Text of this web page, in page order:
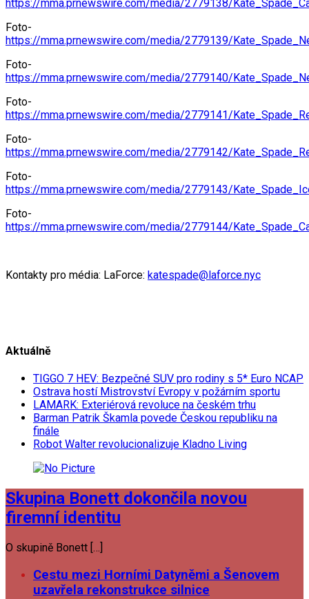
https://mma.prnewswire.com/media/2779138/
Foto-
https://mma.prnewswire.com/media/2779139/
Foto-
https://mma.prnewswire.com/media/2779140/
Foto-
https://mma.prnewswire.com/media/2779141/
Foto-
https://mma.prnewswire.com/media/2779142/
Foto-
https://mma.prnewswire.com/media/2779143/
Foto-
https://mma.prnewswire.com/media/2779144/
Kontakty pro média: LaForce: katespade@laforce.nyc
Aktuálně
TIGGO 7 HEV: Bezpečné SUV pro rodiny s 5* Euro NCAP
Ostrava hostí Mistrovství Evropy v požárním sportu
LAMARK: Exteriérová revoluce na českém trhu
Barman Patrik Škamla povede Českou republiku na
finále
Robot Walter revolucionalizuje Kladno Living
Skupina Bonett dokončila novou
firemní identitu
O skupině Bonett […]
Cestu mezi Horními Datyněmi a Šenovem
uzavřela rekonstrukce silnice